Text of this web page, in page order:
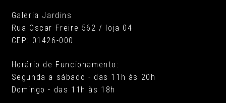
Galeria Jardins
Rua Oscar Freire 562 / loja 04
CEP: 01426-000
Horário de Funcionamento:
Segunda a sábado - das 11h às 20h
Domingo - das 11h às 18h